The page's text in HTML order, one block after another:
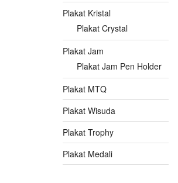
Plakat Kristal
Plakat Crystal
Plakat Jam
Plakat Jam Pen Holder
Plakat MTQ
Plakat Wisuda
Plakat Trophy
Plakat Medali